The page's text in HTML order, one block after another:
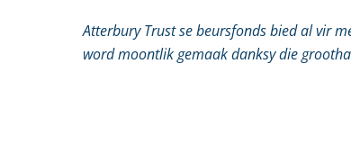
Atterbury Trust se beursfonds bied al vir
word moontlik gemaak danksy die